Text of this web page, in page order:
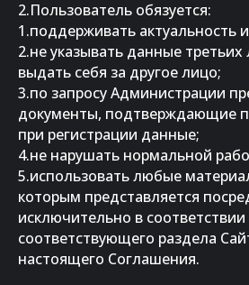
2.Пользователь обязуется:
1.поддерживать актуальность
2.не указывать данные
выдать себя за другое лицо;
3.по запросу Администрации
документы, подтверждающие
при регистрации данные;
4.не нарушать нормальной
5.использовать любые
которым представляется
исключительно в
соответствующего раздела
настоящего Соглашения.